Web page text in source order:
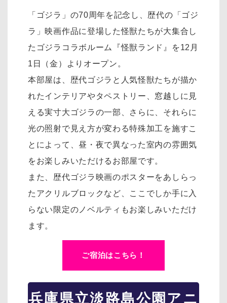
「ゴジラ」の70周年を記念し、歴代の「ゴジ
ラ」映画作品に登場した怪獣たちが大集合し
たゴジラコラボルーム『怪獣ランド』を12月
1日（金）よりオープン。
本部屋は、歴代ゴジラと人気怪獣たちが描か
れたインテリアやタペストリー、窓越しに見
える実寸大ゴジラの一部、さらに、それらに
光の照射で見え方が変わる特殊加工を施すこ
とによって、昼・夜で異なった室内の雰囲気
をお楽しみいただけるお部屋です。
また、歴代ゴジラ映画のポスターをあしらっ
たアクリルブロックなど、ここでしか手に入
らない限定のノベルティもお楽しみいただけ
ます。
ご宿泊はこちら！
兵庫県立淡路島公園アニ